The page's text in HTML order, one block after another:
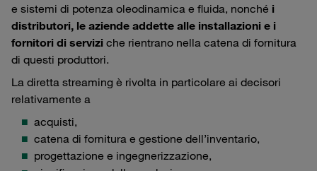
e sistemi di potenza oleodinamica e fluida, nonché i
distributori, le aziende addette alle installazioni e i
fornitori di servizi che rientrano nella catena di fornitura
di questi produttori.
La diretta streaming è rivolta in particolare ai decisori
relativamente a
acquisti,
catena di fornitura e gestione dell’inventario,
progettazione e ingegnerizzazione,